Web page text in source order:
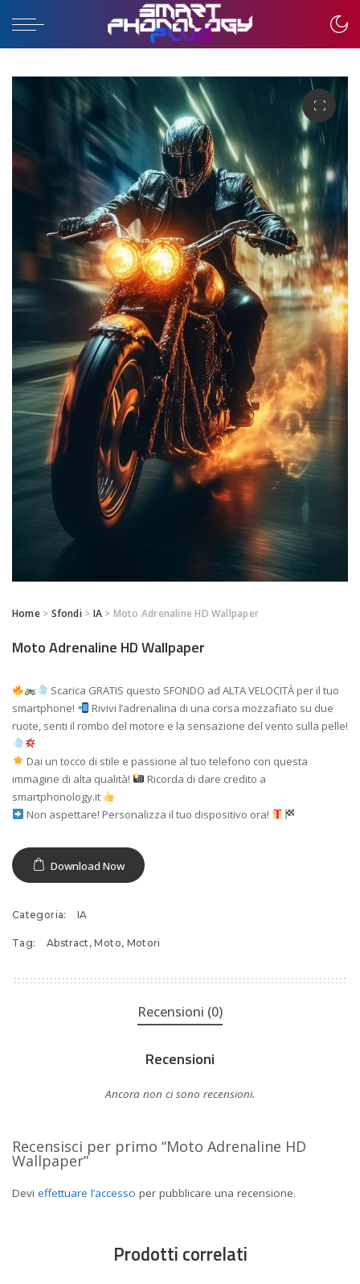
Home> Sfondi> IA > Moto Adrenaline HD Wallpaper
Moto Adrenaline HD Wallpaper
Scarica GRATIS questo SFONDO ad ALTA VELOCITÀ per il tuo
smartphone!
Rivivi l’adrenalina di una corsa mozzafiato su due
ruote, senti il rombo del motore e la sensazione del vento sulla pelle!
Dai un tocco di stile e passione al tuo telefono con questa
immagine di alta qualità!
Ricorda di dare credito a
smartphonology.it
Non aspettare! Personalizza il tuo dispositivo ora!
Download Now
Categoria: IA
Tag: Abstract ,Moto, Motori
Recensioni (0)
Recensioni
Ancora non ci sono recensioni.
Recensisci per primo “Moto Adrenaline HD
Wallpaper”
Devi effettuare l’accesso per pubblicare una recensione.
Prodotti correlati